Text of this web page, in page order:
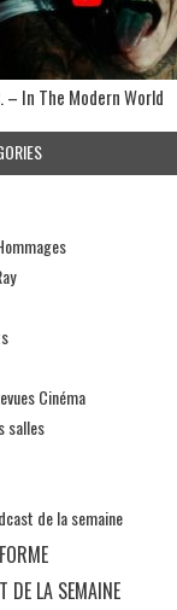
– In The Modern World
Cinéma
salles
de la semaine
DE LA SEMAINE